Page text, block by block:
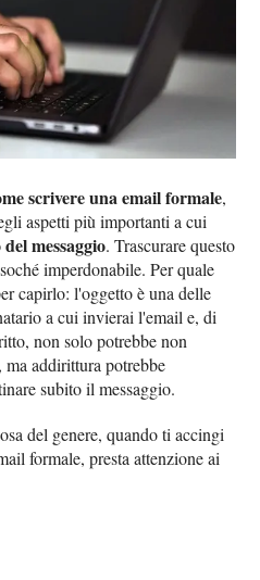
scrivere una email formale,
aspetti più importanti a cui
messaggio. Trascurare questo
imperdonabile. Per quale
capirlo: l'oggetto è una delle
a cui invierai l'email e, di
non solo potrebbe non
ma addirittura potrebbe
subito il messaggio.
del genere, quando ti accingi
formale, presta attenzione ai